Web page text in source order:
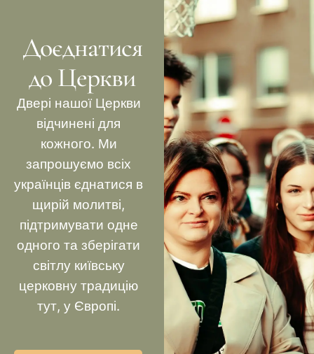
Доєднатися
до Церкви
Двері нашої Церкви
відчинені для
кожного. Ми
запрошуємо всіх
українців єднатися в
щирій молитві,
підтримувати одне
одного та зберігати
світлу київську
церковну традицію
тут, у Європі.